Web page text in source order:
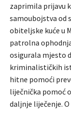
zaprimila prijavu
samoubojstva od
obiteljske kuće u
patrolna
osigurala mjesto
kriminalističkih
hitne pomoći
liječnička pomoć
daljnje liječenje.